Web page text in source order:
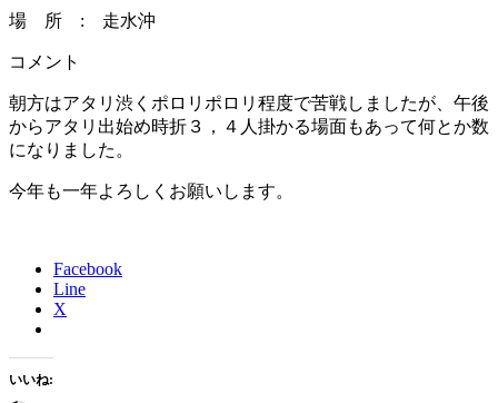
場 所 : 走水沖
コメント
朝方はアタリ渋くポロリポロリ程度で苦戦しましたが、午後
からアタリ出始め時折３，４人掛かる場面もあって何とか数
になりました。
今年も一年よろしくお願いします。
Facebook
Line
X
いいね: